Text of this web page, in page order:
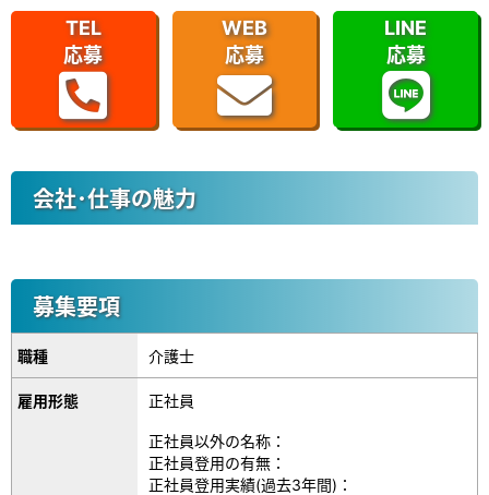
TEL
応募
WEB
応募
LINE
応募
会社･仕事の魅力
募集要項
職種 介護士
雇用形態 正社員
正社員以外の名称：
正社員登用の有無：
正社員登用実績(過去3年間)：